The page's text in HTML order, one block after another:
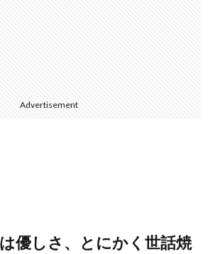
Advertisement
優しさ、とにかく世話焼